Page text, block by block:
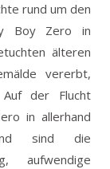
rund um den
Boy Zero in
älteren
vererbt,
der Flucht
in allerhand
sind die
aufwendige